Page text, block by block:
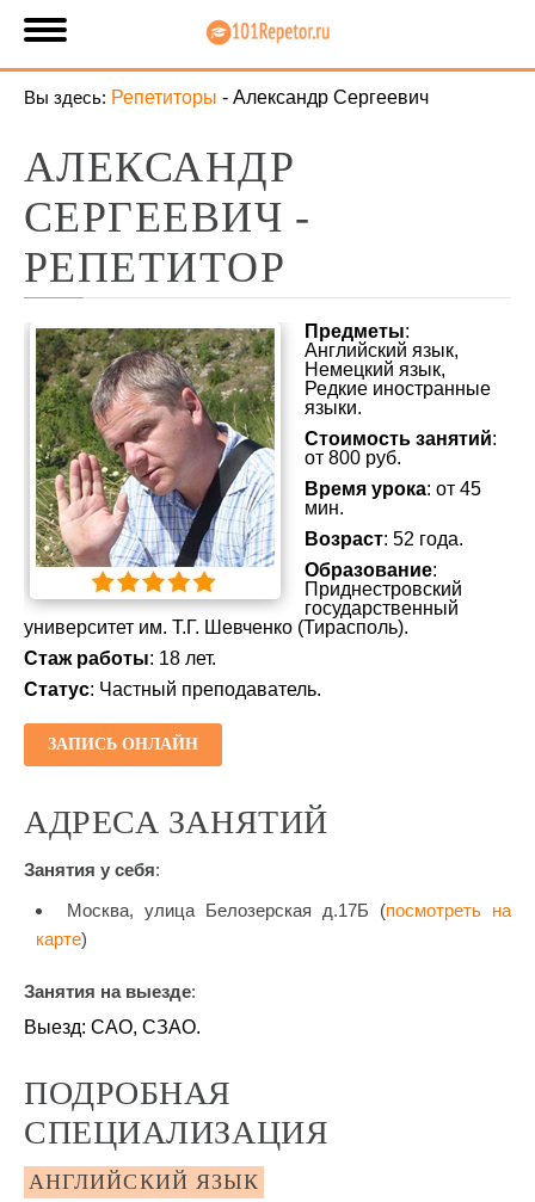
Вы здесь: Репетиторы - Александр Сергеевич
АЛЕКСАНДР
СЕРГЕЕВИЧ -
РЕПЕТИТОР
Предметы:
Английский язык,
Немецкий язык,
Редкие иностранные
языки.
Стоимость занятий:
от 800 руб.
Время урока: от 45
мин.
Возраст: 52 года.
Образование:
Приднестровский
государственный
университет им. Т.Г. Шевченко (Тирасполь).
Стаж работы: 18 лет.
Статус: Частный преподаватель.
ЗАПИСЬ ОНЛАЙН
АДРЕСА ЗАНЯТИЙ
Занятия у себя:
Москва, улица Белозерская д.17Б (посмотреть на
карте)
Занятия на выезде:
Выезд: САО, СЗАО.
ПОДРОБНАЯ
СПЕЦИАЛИЗАЦИЯ
АНГЛИЙСКИЙ ЯЗЫК